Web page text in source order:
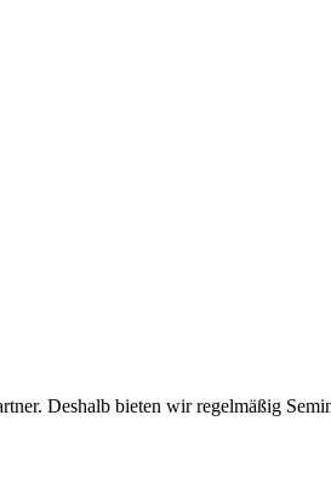
Deshalb bieten wir regelmäßig